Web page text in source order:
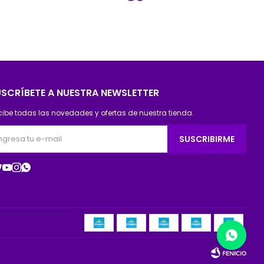
A NUESTRA NEWSLETTER
todas las novedades y ofertas de nuestra tienda.
SUSCRIBIRME
